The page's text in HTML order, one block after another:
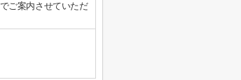
ご案内させていただ